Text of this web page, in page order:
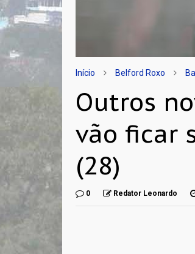
Início Belford Roxo
Outros
vão ficar
(28)
0 Redator Leonardo